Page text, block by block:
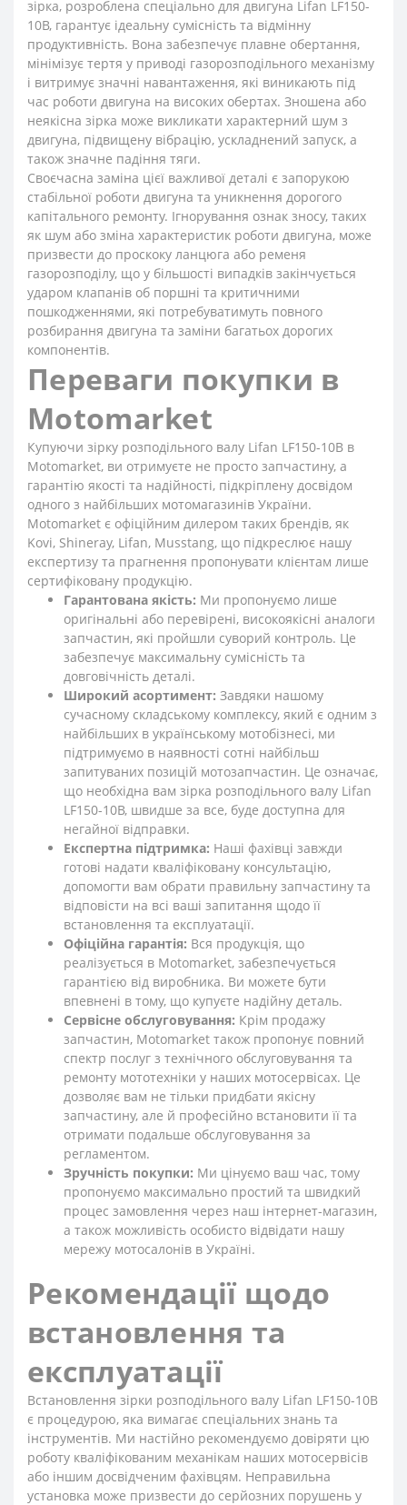
зірка, розроблена спеціально для двигуна Lifan LF150-
10B, гарантує ідеальну сумісність та відмінну
продуктивність. Вона забезпечує плавне обертання,
мінімізує тертя у приводі газорозподільного механізму
і витримує значні навантаження, які виникають під
час роботи двигуна на високих обертах. Зношена або
неякісна зірка може викликати характерний шум з
двигуна, підвищену вібрацію, ускладнений запуск, а
також значне падіння тяги.
Своєчасна заміна цієї важливої деталі є запорукою
стабільної роботи двигуна та уникнення дорогого
капітального ремонту. Ігнорування ознак зносу, таких
як шум або зміна характеристик роботи двигуна, може
призвести до проскоку ланцюга або ременя
газорозподілу, що у більшості випадків закінчується
ударом клапанів об поршні та критичними
пошкодженнями, які потребуватимуть повного
розбирання двигуна та заміни багатьох дорогих
компонентів.
Переваги покупки в
Motomarket
Купуючи зірку розподільного валу Lifan LF150-10B в
Motomarket, ви отримуєте не просто запчастину, а
гарантію якості та надійності, підкріплену досвідом
одного з найбільших мотомагазинів України.
Motomarket є офіційним дилером таких брендів, як
Kovi, Shineray, Lifan, Musstang, що підкреслює нашу
експертизу та прагнення пропонувати клієнтам лише
сертифіковану продукцію.
Гарантована якість: Ми пропонуємо лише
оригінальні або перевірені, високоякісні аналоги
запчастин, які пройшли суворий контроль. Це
забезпечує максимальну сумісність та
довговічність деталі.
Широкий асортимент: Завдяки нашому
сучасному складському комплексу, який є одним з
найбільших в українському мотобізнесі, ми
підтримуємо в наявності сотні найбільш
запитуваних позицій мотозапчастин. Це означає,
що необхідна вам зірка розподільного валу Lifan
LF150-10B, швидше за все, буде доступна для
негайної відправки.
Експертна підтримка: Наші фахівці завжди
готові надати кваліфіковану консультацію,
допомогти вам обрати правильну запчастину та
відповісти на всі ваші запитання щодо її
встановлення та експлуатації.
Офіційна гарантія: Вся продукція, що
реалізується в Motomarket, забезпечується
гарантією від виробника. Ви можете бути
впевнені в тому, що купуєте надійну деталь.
Сервісне обслуговування: Крім продажу
запчастин, Motomarket також пропонує повний
спектр послуг з технічного обслуговування та
ремонту мототехніки у наших мотосервісах. Це
дозволяє вам не тільки придбати якісну
запчастину, але й професійно встановити її та
отримати подальше обслуговування за
регламентом.
Зручність покупки: Ми цінуємо ваш час, тому
пропонуємо максимально простий та швидкий
процес замовлення через наш інтернет-магазин,
а також можливість особисто відвідати нашу
мережу мотосалонів в Україні.
Рекомендації щодо
встановлення та
експлуатації
Встановлення зірки розподільного валу Lifan LF150-10B
є процедурою, яка вимагає спеціальних знань та
інструментів. Ми настійно рекомендуємо довіряти цю
роботу кваліфікованим механікам наших мотосервісів
або іншим досвідченим фахівцям. Неправильна
установка може призвести до серйозних порушень у